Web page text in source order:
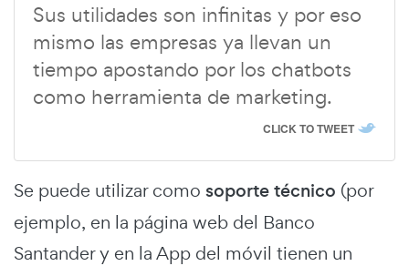
Sus utilidades son infinitas y por eso
mismo las empresas ya llevan un
tiempo apostando por los chatbots
como herramienta de marketing.
CLICK TO TWEET
Se puede utilizar como soporte técnico (por
ejemplo, en la página web del Banco
Santander y en la App del móvil tienen un